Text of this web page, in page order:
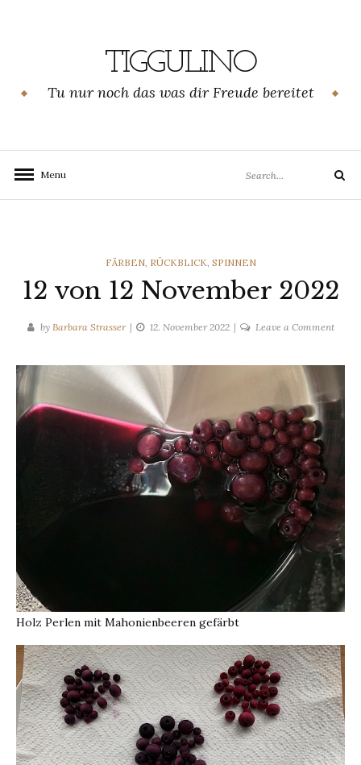
TIGGULINO
Tu nur noch das was dir Freude bereitet
Menu
for:
Search
CATEGORIES
FÄRBEN, RÜCKBLICK, SPINNEN
12 von 12 November 2022
by Barbara Strasser 12. November 2022 Leave a Commenton
2022
Holz Perlen mit Mahonienbeeren gefärbt